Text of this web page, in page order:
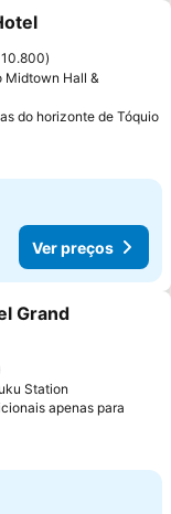
favoritos
10.800
Midtown Hall &
do horizonte de Tóquio
Ver preços
favoritos
Grand
Station
apenas para